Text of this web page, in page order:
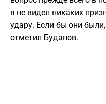
я не видел никаких
удару. Если бы они
отметил Буданов.